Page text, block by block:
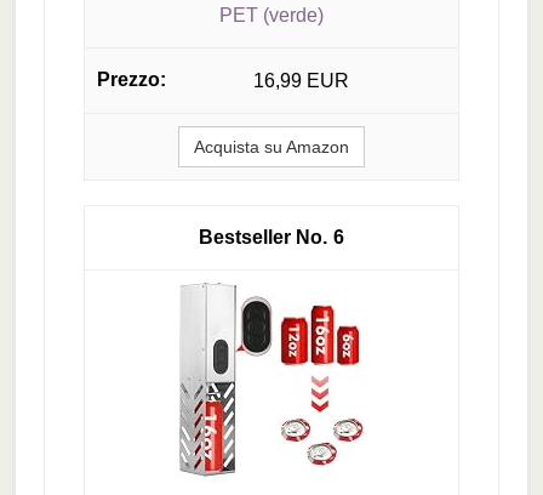
PET (verde)
16,99 EUR
Acquista su Amazon
6